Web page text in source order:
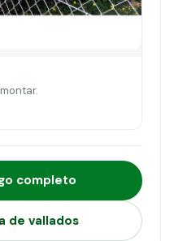
completo
de vallados